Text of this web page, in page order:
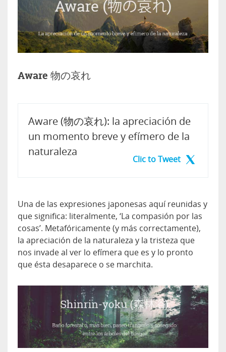
Aware 物の哀れ
Aware (物の哀れ): la apreciación de
un momento breve y efímero de la
naturaleza
Clic to Tweet
Una de las expresiones japonesas aquí reunidas y
que significa: literalmente, ‘La compasión por las
cosas’. Metafóricamente (y más correctamente),
la apreciación de la naturaleza y la tristeza que
nos invade al ver lo efímera que es y lo pronto
que ésta desaparece o se marchita.